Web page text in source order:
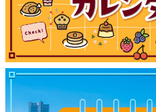
観光ガイド
ランキング